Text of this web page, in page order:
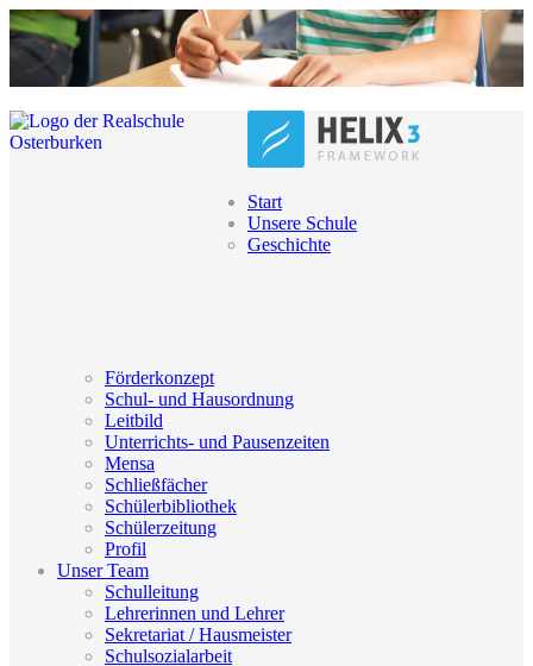
Start
Unsere Schule
Geschichte
Förderkonzept
Schul- und Hausordnung
Leitbild
Unterrichts- und Pausenzeiten
Mensa
Schließfächer
Schülerbibliothek
Schülerzeitung
Profil
Unser Team
Schulleitung
Lehrerinnen und Lehrer
Sekretariat / Hausmeister
Schulsozialarbeit